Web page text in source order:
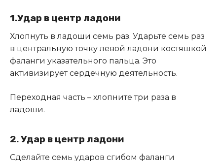
1.Удар в центр ладони
Хлопнуть в ладоши семь раз. Ударьте семь раз
в центральную точку левой ладони костяшкой
фаланги указательного пальца. Это
активизирует сердечную деятельность.
Переходная часть – хлопните три раза в
ладоши.
2. Удар в центр ладони
Сделайте семь ударов сгибом фаланги